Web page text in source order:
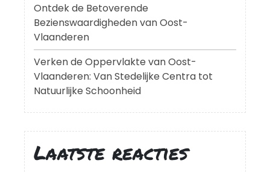
Ontdek de Betoverende
Bezienswaardigheden van Oost-
Vlaanderen
Verken de Oppervlakte van Oost-
Vlaanderen: Van Stedelijke Centra tot
Natuurlijke Schoonheid
Laatste reacties